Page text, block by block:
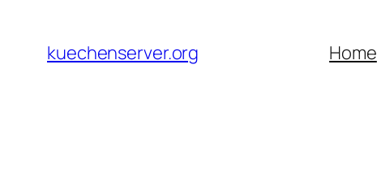
content
kuechenserver.org Home